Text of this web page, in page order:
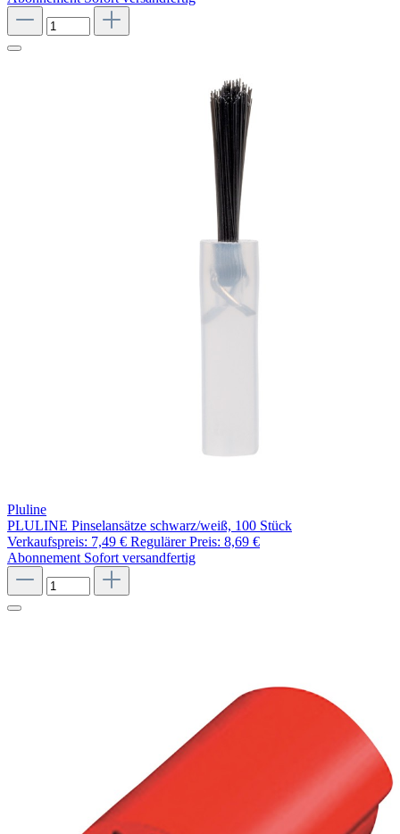
Pluline
PLULINE Pinselansätze schwarz/weiß, 100 Stück
Verkaufspreis: 7,49 € Regulärer Preis: 8,69 €
Abonnement Sofort versandfertig